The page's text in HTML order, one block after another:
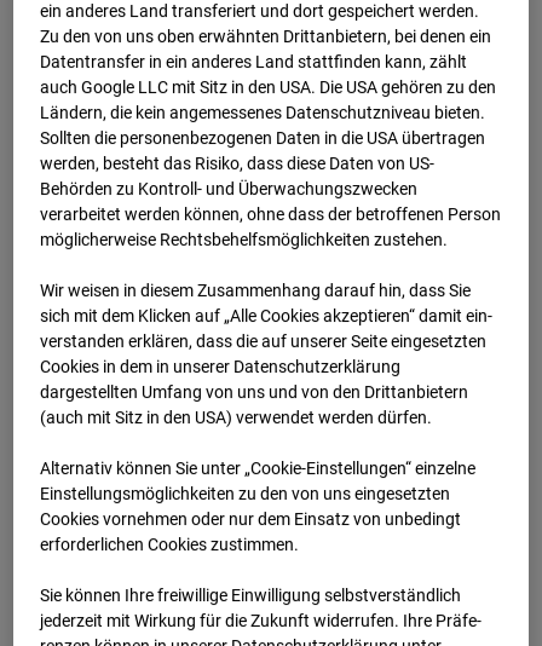
01.08.2025 07:05
01.08.2025 07:20
ein anderes Land transferiert und dort gespeichert werden.
Zu den von uns oben erwähnten Drittanbietern, bei denen ein
Datentransfer in ein anderes Land stattfinden kann, zählt
auch Google LLC mit Sitz in den USA. Die USA gehören zu den
Ländern, die kein angemessenes Datenschutzniveau bieten.
Sollten die personenbezogenen Daten in die USA übertragen
werden, besteht das Risiko, dass diese Daten von US-
Behörden zu Kontroll- und Überwachungszwecken
verarbeitet werden können, ohne dass der betroffenen Person
möglicherweise Rechtsbehelfsmöglichkeiten zustehen.
Wir weisen in diesem Zusammenhang darauf hin, dass Sie
sich mit dem Klicken auf „Alle Cookies akzeptieren“ damit ein­
ver­standen erklären, dass die auf unserer Seite eingesetzten
Cookies in dem in unserer Datenschutzerklärung
dargestellten Umfang von uns und von den Drittanbietern
(auch mit Sitz in den USA) verwendet werden dürfen.
Alternativ können Sie unter „Cookie-Einstellungen“ einzelne
Einstellungsmöglichkeiten zu den von uns eingesetzten
Cookies vornehmen oder nur dem Einsatz von unbedingt
erforderlichen Cookies zustimmen.
Sie können Ihre freiwillige Einwilligung selbstverständlich
jederzeit mit Wirkung für die Zukunft widerrufen. Ihre Prä­fe­